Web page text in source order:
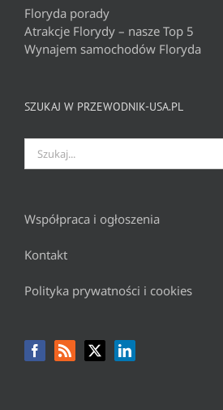
Floryda porady
Atrakcje Florydy – nasze Top 5
Wynajem samochodów Floryda
SZUKAJ W PRZEWODNIK-USA.PL
Szukaj
Współpraca i ogłoszenia
Kontakt
Polityka prywatności i cookies